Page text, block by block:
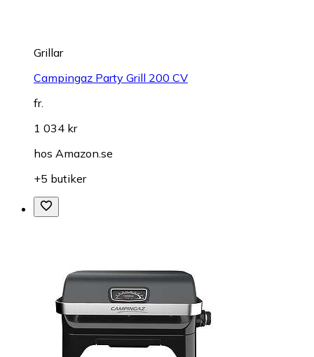
Grillar
Campingaz Party Grill 200 CV
fr.
1 034 kr
hos Amazon.se
+5 butiker